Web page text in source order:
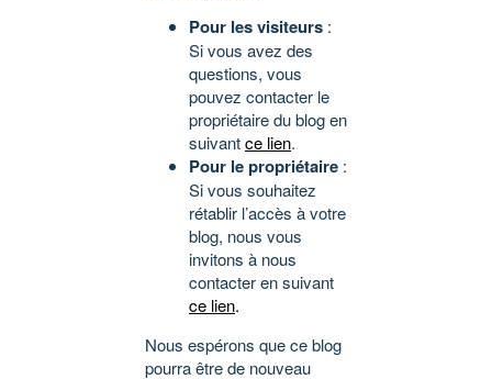
Pour les visiteurs :
Si vous avez des
questions, vous
pouvez contacter le
propriétaire du blog en
suivantce lien.
Pour le propriétaire :
Si vous souhaitez
rétablir l’accès à votre
blog, nous vous
invitons à nous
contacter en suivant
ce lien.
Nous espérons que ce blog
pourra être de nouveau